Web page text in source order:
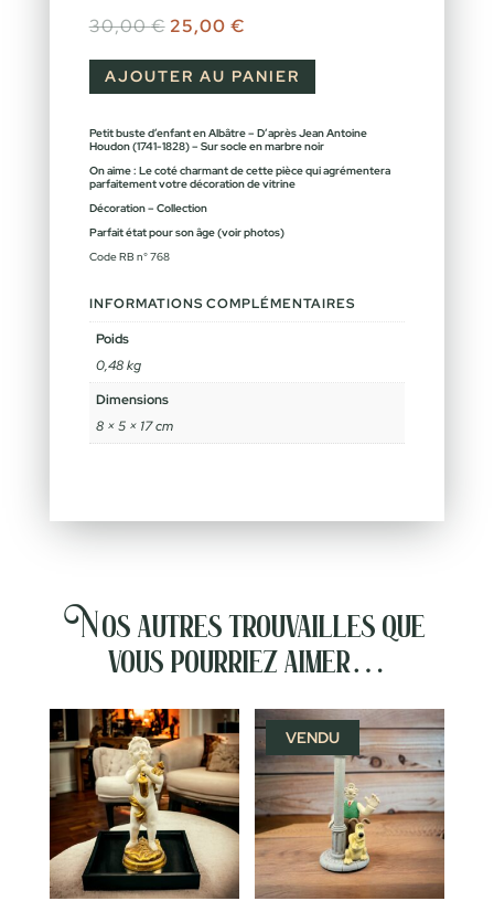
30,00€ Le prix initial était : 30,00 €.
25,00 €
AJOUTER AU PANIER
Petit buste d’enfant en Albâtre – D’après Jean Antoine
Houdon (1741-1828) – Sur socle en marbre noir
On aime : Le coté charmant de cette pièce qui agrémentera
parfaitement votre décoration de vitrine
Décoration – Collection
Parfait état pour son âge (voir photos)
Code RB n° 768
INFORMATIONS COMPLÉMENTAIRES
Poids
0,48 kg
Dimensions
8 × 5 × 17 cm
Nos autres trouvailles que
vous pourriez aimer…
VENDU